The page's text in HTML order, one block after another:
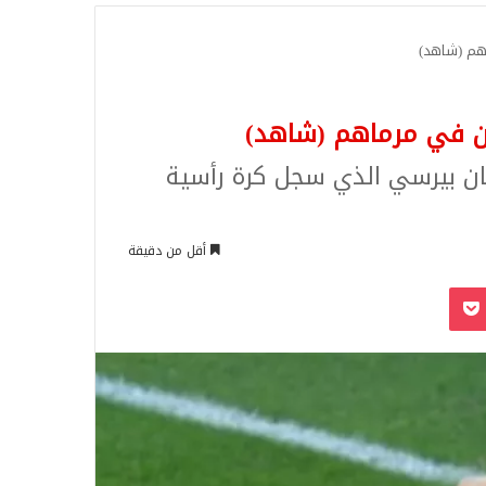
(شاهد)
في مرماهم (شاهد)
بيرسي الذي سجل كرة رأسية
أقل من دقيقة
‫Pocket